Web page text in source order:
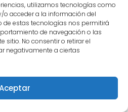
utilizamos tecnologías como
acceder a la información del
de estas tecnologías nos permitirá
de navegación o las
sitio. No consentir o retirar el
negativamente a ciertas